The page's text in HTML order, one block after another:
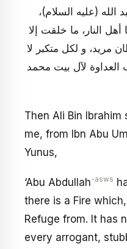
(عليه السلام)،
أهل النار، ما خلقت إلا
مريد، و لكل متكبر لا
لآل بيت محمد
Then Ali Bin Ibrahim
me, from Ibn Abu
Yunus,
‘Abu Abdullah-asws
there is a Fire
Refuge from. It has
every arrogant,